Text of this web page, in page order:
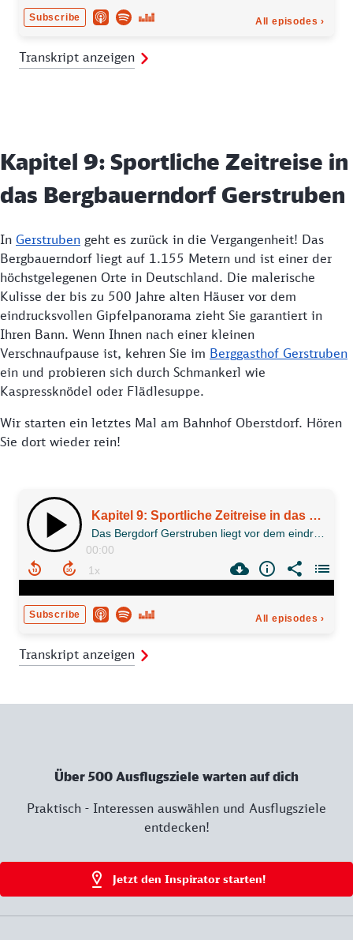
Transkript anzeigen
Kapitel 9: Sportliche Zeitreise in
das Bergbauerndorf Gerstruben
In Gerstruben geht es zurück in die Vergangenheit! Das
Bergbauerndorf liegt auf 1.155 Metern und ist einer der
höchstgelegenen Orte in Deutschland. Die malerische
Kulisse der bis zu 500 Jahre alten Häuser vor dem
eindrucksvollen Gipfelpanorama zieht Sie garantiert in
Ihren Bann. Wenn Ihnen nach einer kleinen
Verschnaufpause ist, kehren Sie im Berggasthof Gerstruben
ein und probieren sich durch Schmankerl wie
Kaspressknödel oder Flädlesuppe.
Wir starten ein letztes Mal am Bahnhof Oberstdorf. Hören
Sie dort wieder rein!
Transkript anzeigen
Über 500 Ausflugsziele warten auf dich
Praktisch - Interessen auswählen und Ausflugsziele
entdecken!
Jetzt den Inspirator starten!